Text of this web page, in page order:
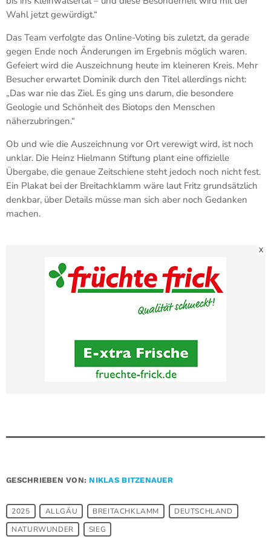
Wahl jetzt gewürdigt.“
Das Team verfolgte das Online-Voting bis zuletzt, da gerade
gegen Ende noch Änderungen im Ergebnis möglich waren.
Gefeiert wird die Auszeichnung heute im kleineren Kreis. Mehr
Besucher erwartet Dominik durch den Titel allerdings nicht:
„Das war nie das Ziel. Es ging uns darum, die besondere
Geologie und Schönheit des Biotops den Menschen
näherzubringen.“
Ob und wie die Auszeichnung vor Ort verewigt wird, ist noch
unklar. Die Heinz Hielmann Stiftung plant eine offizielle
Übergabe, die genaue Zeitschiene steht jedoch noch nicht fest.
Ein Plakat bei der Breitachklamm wäre laut Fritz grundsätzlich
denkbar, über Details müsse man sich aber noch Gedanken
machen.
X
GESCHRIEBEN VON: NIKLAS BITZENAUER
2025 ALLGÄU BREITACHKLAMM
DEUTSCHLAND
NATURWUNDER
SIEG